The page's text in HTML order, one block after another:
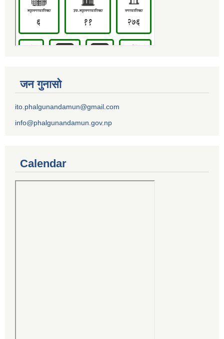
जन गुनासो
ito.phalgunandamun@gmail.com
info@phalgunandamun.gov.np
Calendar